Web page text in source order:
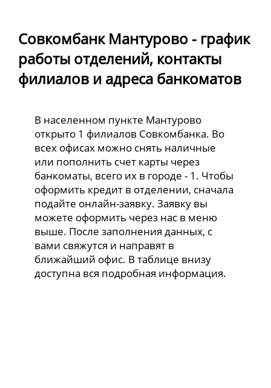
Совкомбанк Мантурово - график
работы отделений, контакты
филиалов и адреса банкоматов
В населенном пункте Мантурово
открыто 1 филиалов Совкомбанка. Во
всех офисах можно снять наличные
или пополнить счет карты через
банкоматы, всего их в городе - 1. Чтобы
оформить кредит в отделении, сначала
подайте онлайн-заявку. Заявку вы
можете оформить через нас в меню
выше. После заполнения данных, с
вами свяжутся и направят в
ближайший офис. В таблице внизу
доступна вся подробная информация.